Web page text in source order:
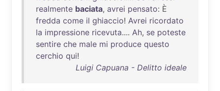
realmente baciata, avrei pensato: È
fredda come il ghiaccio! Avrei ricordato
la impressione ricevuta.... Ah, se poteste
sentire che male mi produce questo
cerchio qui!
Luigi Capuana - Delitto ideale